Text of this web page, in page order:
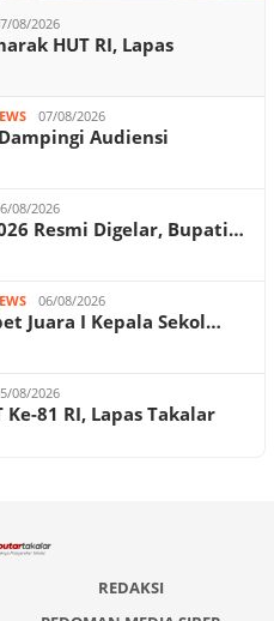
08/2026
HUT RI, Lapas
07/08/2026
Audiensi
08/2026
Resmi Digelar, Bupati…
06/08/2026
Juara I Kepala Sekol…
08/2026
81 RI, Lapas Takalar
REDAKSI